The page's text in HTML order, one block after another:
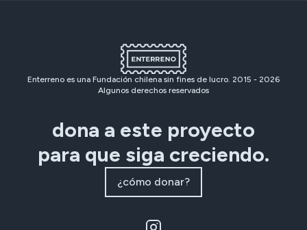
Enterreno es una Fundación chilena sin fines de lucro. 2015 - 2026
Algunos derechos reservados
dona a este proyecto
para que siga creciendo.
¿cómo donar?